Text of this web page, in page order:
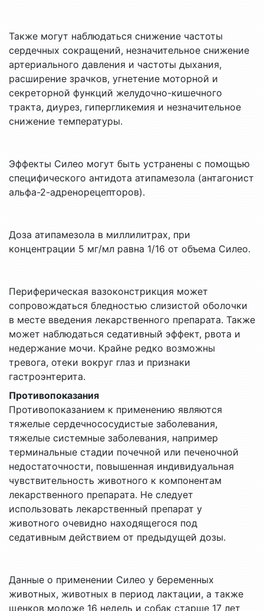
Также могут наблюдаться снижение частоты
сердечных сокращений, незначительное снижение
артериального давления и частоты дыхания,
расширение зрачков, угнетение моторной и
секреторной функций желудочно-кишечного
тракта, диурез, гипергликемия и незначительное
снижение температуры.
Эффекты Силео могут быть устранены с помощью
специфического антидота атипамезола (антагонист
альфа-2-адренорецепторов).
Доза атипамезола в миллилитрах, при
концентрации 5 мг/мл равна 1/16 от объема Силео.
Периферическая вазоконстрикция может
сопровождаться бледностью слизистой оболочки
в месте введения лекарственного препарата. Также
может наблюдаться седативный эффект, рвота и
недержание мочи. Крайне редко возможны
тревога, отеки вокруг глаз и признаки
гастроэнтерита.
Противопоказания
Противопоказанием к применению являются
тяжелые сердечнососудистые заболевания,
тяжелые системные заболевания, например
терминальные стадии почечной или печеночной
недостаточности, повышенная индивидуальная
чувствительность животного к компонентам
лекарственного препарата. Не следует
использовать лекарственный препарат у
животного очевидно находящегося под
седативным действием от предыдущей дозы.
Данные о применении Силео у беременных
животных, животных в период лактации, а также
щенков моложе 16 недель и собак старше 17 лет